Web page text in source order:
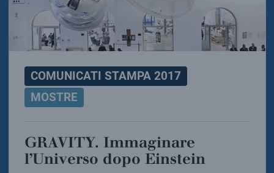
COMUNICATI STAMPA 2017
MOSTRE
GRAVITY. Immaginare
l’Universo dopo Einstein